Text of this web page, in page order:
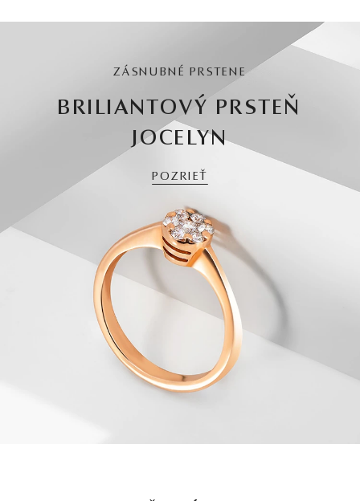
ZÁSNUBNÉ PRSTENE
BRILIANTOVÝ PRSTEŇ
JOCELYN
POZRIEŤ